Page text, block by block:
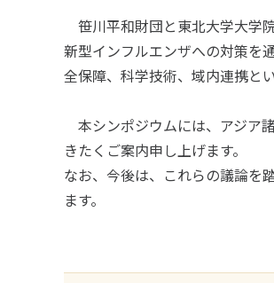
笹川平和財団と東北大学大学
新型インフルエンザへの対策を
全保障、科学技術、域内連携と
本シンポジウムには、アジア
きたくご案内申し上げます。
なお、今後は、これらの議論を
ます。